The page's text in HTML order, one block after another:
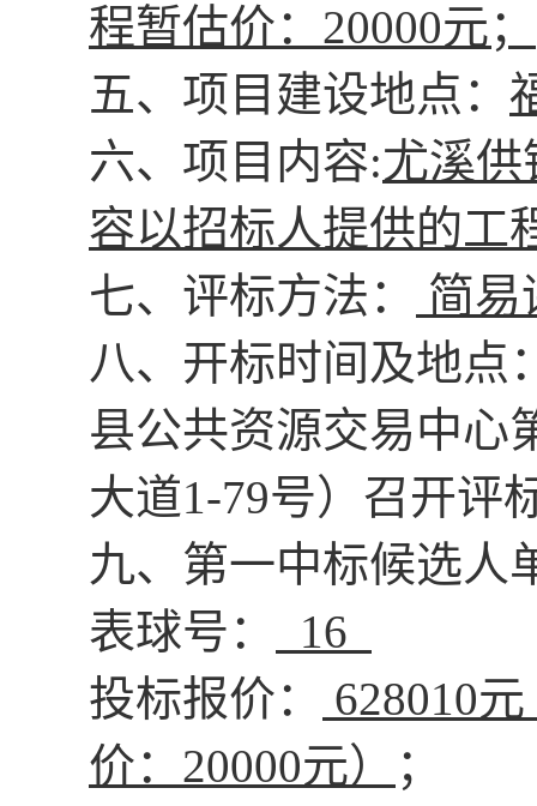
程暂估价：20000元；
五、 项目建设地点：
六、 项目内容:尤溪
容以招标人提供的工
七、 评标方法：
简易
八、 开标时间及地点
县公共资源交易中心
大道1-79号）召开评
九、 第一中标候选人
表球号：
16
投标报价：
628010
价：20000元）
；